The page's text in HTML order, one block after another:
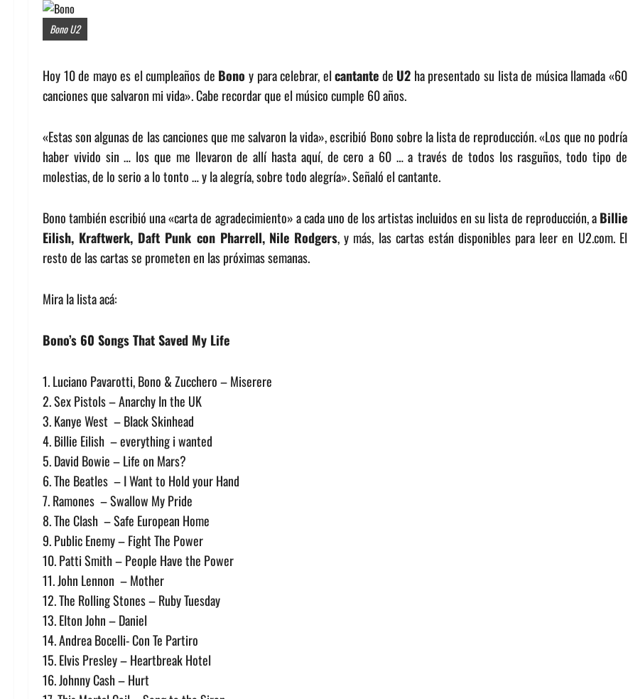
Bono U2
Hoy 10 de mayo es el cumpleaños de Bono y para celebrar, elcantantede U2 ha presentado su lista de música llamada «60
canciones que salvaron mi vida». Cabe recordar que el músico cumple 60 años.
«Estas son algunas de las canciones que me salvaron la vida», escribió Bono sobre la lista de reproducción. «Los que no podría
haber vivido sin … los que me llevaron de allí hasta aquí, de cero a 60 … a través de todos los rasguños, todo tipo de
molestias, de lo serio a lo tonto … y la alegría, sobre todo alegría». Señaló el cantante.
Bono también escribió una «carta de agradecimiento» a cada uno de los artistas incluidos en su lista de reproducción, aBillie
Eilish, Kraftwerk, Daft Punk con Pharrell, Nile Rodgers, y más, las cartas están disponibles para leer en U2.com. El
resto de las cartas se prometen en las próximas semanas.
Mira la lista acá:
Bono’s 60 Songs That Saved My Life
1. Luciano Pavarotti, Bono & Zucchero – Miserere
2. Sex Pistols – Anarchy In the UK
3. Kanye West – Black Skinhead
4. Billie Eilish – everything i wanted
5. David Bowie – Life on Mars?
6. The Beatles – I Want to Hold your Hand
7. Ramones – Swallow My Pride
8. The Clash – Safe European Home
9. Public Enemy – Fight The Power
10. Patti Smith – People Have the Power
11. John Lennon – Mother
12. The Rolling Stones – Ruby Tuesday
13. Elton John – Daniel
14. Andrea Bocelli- Con Te Partiro
15. Elvis Presley – Heartbreak Hotel
16. Johnny Cash – Hurt